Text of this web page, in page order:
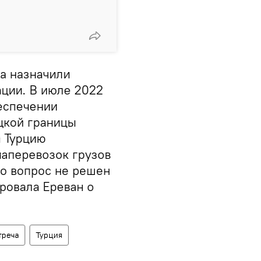
назначили
В июле 2022
границы
грузов
вопрос не решен
Ереван о
Турция